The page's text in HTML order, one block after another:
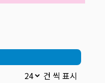
건 씩 표시